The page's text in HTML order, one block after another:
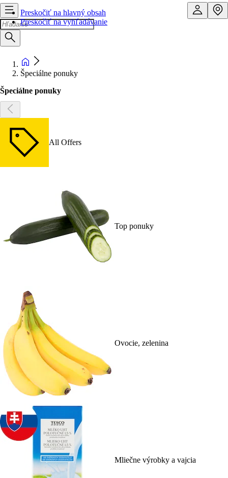
Preskočiť na hlavný obsah
Preskočiť na vyhľadávanie
Špeciálne ponuky
Špeciálne ponuky
All Offers
Top ponuky
Ovocie, zelenina
Mliečne výrobky a vajcia